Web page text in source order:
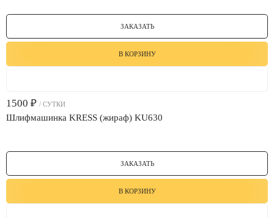
ЗАКАЗАТЬ
В КОРЗИНУ
1500 ₽ / СУТКИ
Шлифмашинка KRESS (жираф) KU630
ЗАКАЗАТЬ
В КОРЗИНУ